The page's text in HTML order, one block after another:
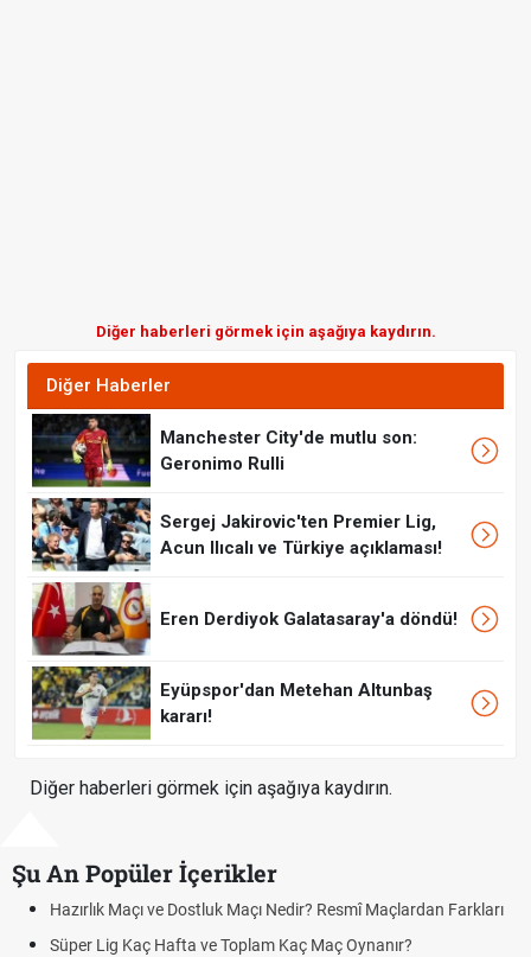
Diğer haberleri görmek için aşağıya kaydırın.
Diğer Haberler
Manchester City'de mutlu son:
Geronimo Rulli
Sergej Jakirovic'ten Premier Lig,
Acun Ilıcalı ve Türkiye açıklaması!
Eren Derdiyok Galatasaray'a döndü!
Eyüpspor'dan Metehan Altunbaş
kararı!
Diğer haberleri görmek için aşağıya kaydırın.
Şu An Popüler İçerikler
Hazırlık Maçı ve Dostluk Maçı Nedir? Resmî Maçlardan Farkları
Süper Lig Kaç Hafta ve Toplam Kaç Maç Oynanır?